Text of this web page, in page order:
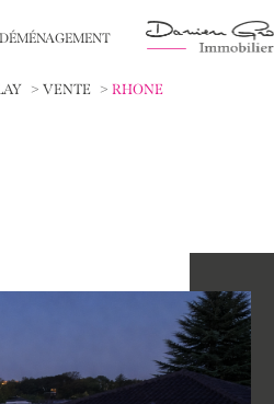
immeubles
service diagnostics
VENTE RHONE